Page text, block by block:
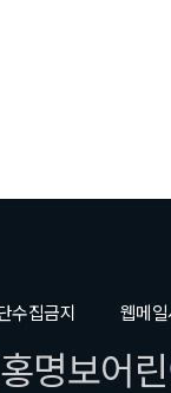
수집금지 웹메
명보어